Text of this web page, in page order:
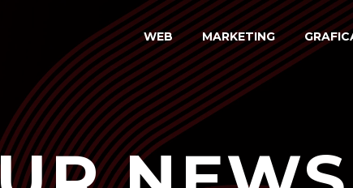
WEB MARKETING